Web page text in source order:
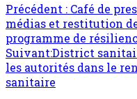
Précédent : Café de
médias et restitution
programme de
Suivant:District
les autorités dans le
sanitaire